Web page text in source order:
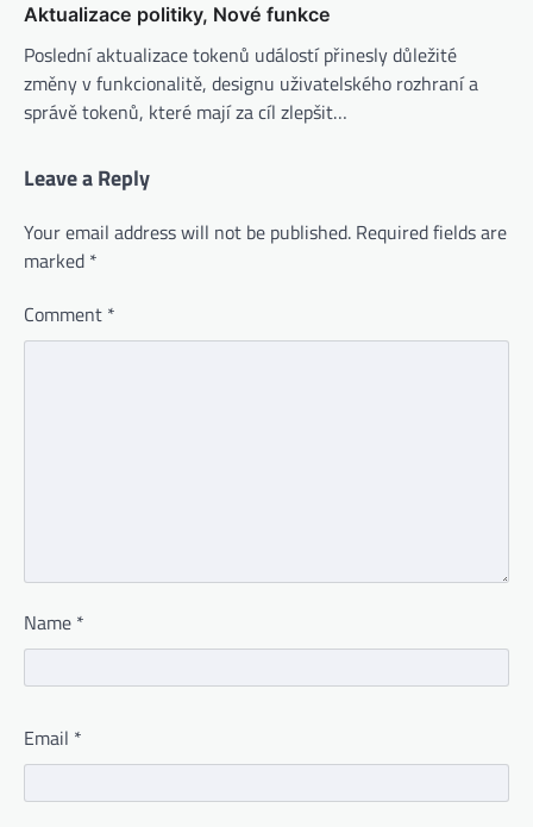
Aktualizace politiky, Nové funkce
Poslední aktualizace tokenů událostí přinesly důležité
změny v funkcionalitě, designu uživatelského rozhraní a
správě tokenů, které mají za cíl zlepšit…
Leave a Reply
Your email address will not be published. Required fields are
marked *
Comment *
Name *
Email *